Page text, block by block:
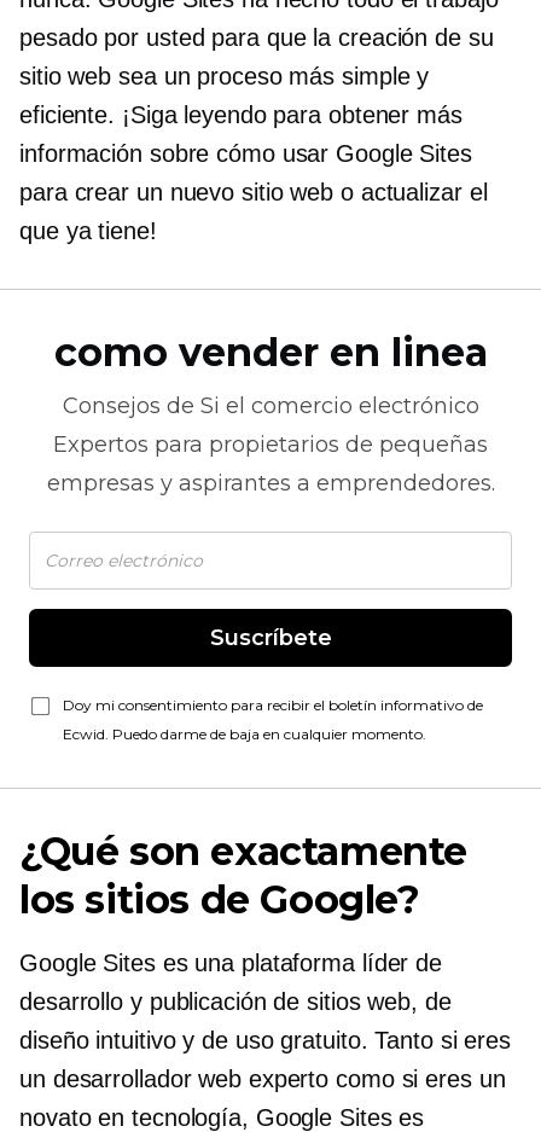
pesado por usted para que la creación de su
sitio web sea un proceso más simple y
eficiente. ¡Siga leyendo para obtener más
información sobre cómo usar Google Sites
para crear un nuevo sitio web o actualizar el
que ya tiene!
como vender en linea
Consejos de Si el comercio electrónico
Expertos para propietarios de pequeñas
empresas y aspirantes a emprendedores.
Suscríbete
Doy mi consentimiento para recibir el boletín informativo de
Ecwid. Puedo darme de baja en cualquier momento.
¿Qué son exactamente
los sitios de Google?
Google Sites es una plataforma líder de
desarrollo y publicación de sitios web, de
diseño intuitivo y de uso gratuito. Tanto si eres
un desarrollador web experto como si eres un
novato en tecnología, Google Sites es